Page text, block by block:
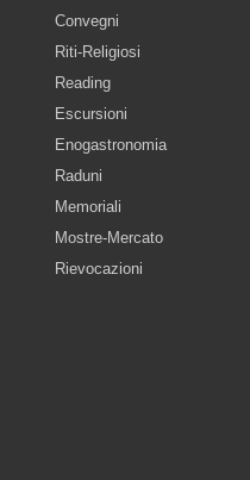
Convegni
Riti-Religiosi
Reading
Escursioni
Enogastronomia
Raduni
Memoriali
Mostre-Mercato
Rievocazioni